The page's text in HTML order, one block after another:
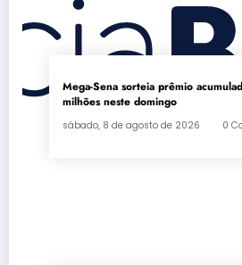
Mega-Sena sorteia prêmio
milhões neste domingo
sábado, 8 de agosto de 2026 0